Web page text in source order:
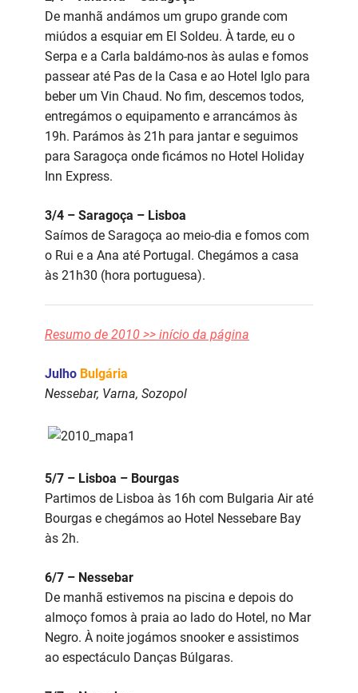
De manhã andámos um grupo grande com
miúdos a esquiar em El Soldeu. À tarde, eu o
Serpa e a Carla baldámo-nos às aulas e fomos
passear até Pas de la Casa e ao Hotel Iglo para
beber um Vin Chaud. No fim, descemos todos,
entregámos o equipamento e arrancámos às
19h. Parámos às 21h para jantar e seguimos
para Saragoça onde ficámos no Hotel Holiday
Inn Express.
3/4 – Saragoça – Lisboa
Saímos de Saragoça ao meio-dia e fomos com
o Rui e a Ana até Portugal. Chegámos a casa
às 21h30 (hora portuguesa).
Resumo de 2010 >> início da página
Julho Bulgária
Nessebar, Varna, Sozopol
5/7 – Lisboa – Bourgas
Partimos de Lisboa às 16h com Bulgaria Air até
Bourgas e chegámos ao Hotel Nessebare Bay
às 2h.
6/7 – Nessebar
De manhã estivemos na piscina e depois do
almoço fomos à praia ao lado do Hotel, no Mar
Negro. À noite jogámos snooker e assistimos
ao espectáculo Danças Búlgaras.